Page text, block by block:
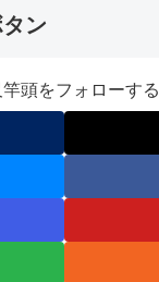
ン
頭をフォローする